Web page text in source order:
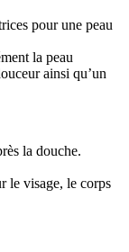
pour une peau
la peau
ainsi qu’un
la douche.
le visage, le corps